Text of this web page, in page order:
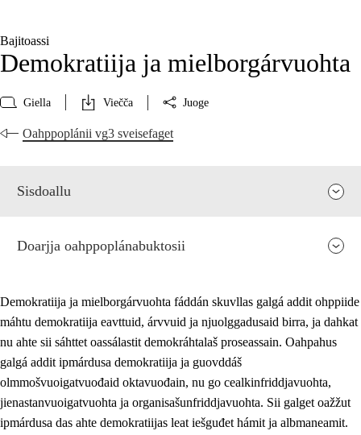
Bajitoassi
Demokratiija ja mielborgárvuohta
Giella Viečča Juoge
Oahppoplánii vg3 sveisefaget
Sisdoallu
Doarjja oahppoplánabuktosii
Demokratiija ja mielborgárvuohta fáddán skuvllas galgá addit ohppiide
máhtu demokratiija eavttuid, árvvuid ja njuolggadusaid birra, ja dahkat
nu ahte sii sáhttet oassálastit demokráhtalaš proseassain. Oahpahus
galgá addit ipmárdusa demokratiija ja guovddáš
olmmošvuoigatvuođaid oktavuođain, nu go cealkinfriddjavuohta,
jienastanvuoigatvuohta ja organisašunfriddjavuohta. Sii galget oažžut
ipmárdusa das ahte demokratiijas leat iešguđet hámit ja albmaneamit.